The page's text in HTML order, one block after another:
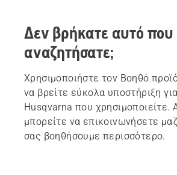
Δεν βρήκατε αυτό που
αναζητήσατε;
Χρησιμοποιήστε τον Βοηθό
να βρείτε εύκολα υποστήριξη
Husqvarna που χρησιμοποιείτε.
μπορείτε να επικοινωνήσετε
σας βοηθήσουμε περισσότερο.